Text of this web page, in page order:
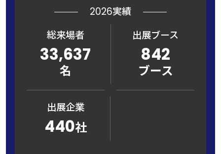
2026実績
総来場者
33,637
名
出展ブース
842
ブース
出展企業
440社